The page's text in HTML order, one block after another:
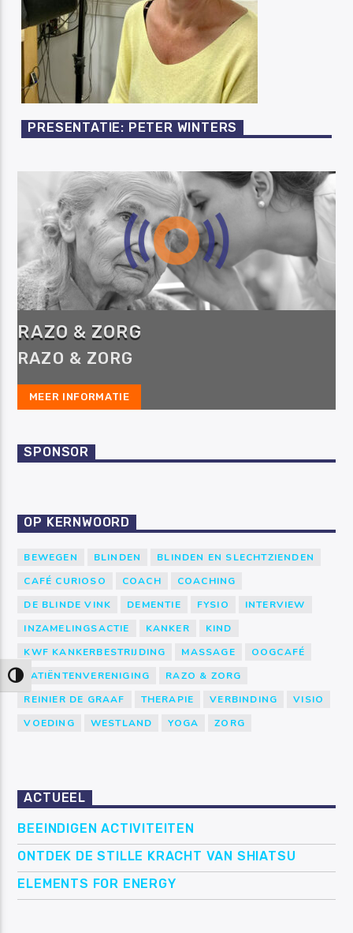
Keuze voor hoog contrast
PRESENTATIE: PETER WINTERS
RAZO & ZORG
RAZO & ZORG
MEER INFORMATIE
SPONSOR
OP KERNWOORD
BEWEGEN BLINDEN
BLINDEN EN SLECHTZIENDEN
CAFÉ CURIOSO
COACH
COACHING
DE BLINDE VINK
DEMENTIE FYSIO
INTERVIEW
INZAMELINGSACTIE
KANKER
KIND
KWF KANKERBESTRIJDING
MASSAGE
OOGCAFÉ
PATIËNTENVERENIGING
RAZO & ZORG
REINIER DE GRAAF
THERAPIE VERBINDING
VISIO
VOEDING
WESTLAND YOGA ZORG
ACTUEEL
BEEINDIGEN ACTIVITEITEN
ONTDEK DE STILLE KRACHT VAN SHIATSU
ELEMENTS FOR ENERGY